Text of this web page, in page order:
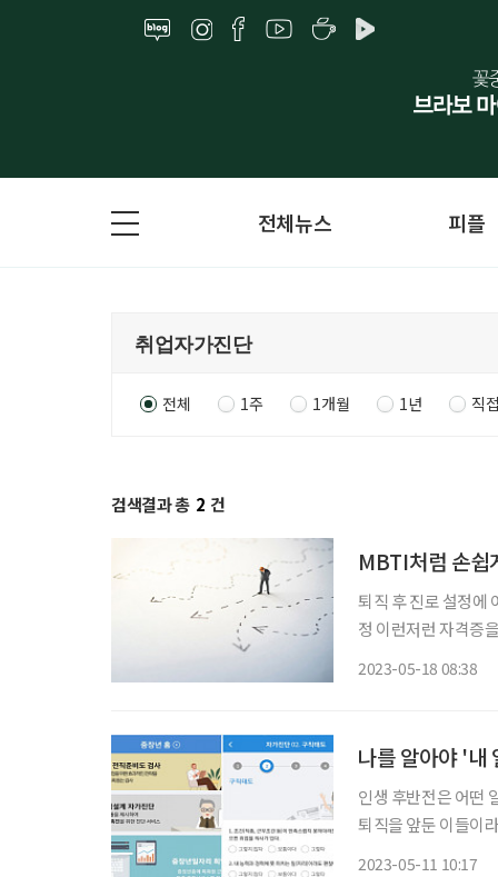
전체뉴스 피플
전체 1주 1개월 1년 직
검색결과 총 2 건
MBTI처럼 손쉽
퇴직 후 진로 설정에
정 이런저런 자격증
2023-05-18 08:38
나를 알아야 '내
인생 후반전은 어떤
퇴직을 앞둔 이들이
2023-05-11 10:17